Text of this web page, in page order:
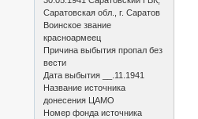
Саратовская обл., г. Саратов
Воинское звание
красноармеец
Причина выбытия пропал без
вести
Дата выбытия __.11.1941
Название источника
донесения ЦАМО
Номер фонда источника